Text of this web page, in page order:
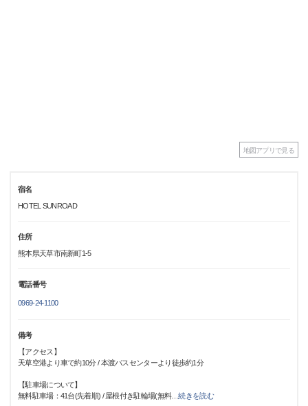
地図アプリで見る
宿名
HOTEL SUNROAD
住所
熊本県天草市南新町1-5
電話番号
0969-24-1100
備考
【アクセス】
天草空港より車で約10分 / 本渡バスセンターより徒歩約1分
【駐車場について】
無料駐車場：41台(先着順) / 屋根付き駐輪場(無料…続きを読む